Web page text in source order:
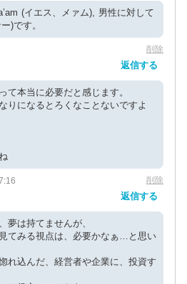
(イエス、メァム), 男性に対して
)です。
削除
返信する
て本当に必要だと感じます。
りになるとろくなことないですよ
削除
返信する
夢は持てませんが、
てみる視点は、必要かなぁ…と思い
れ込んだ、経営者や企業に、投資す